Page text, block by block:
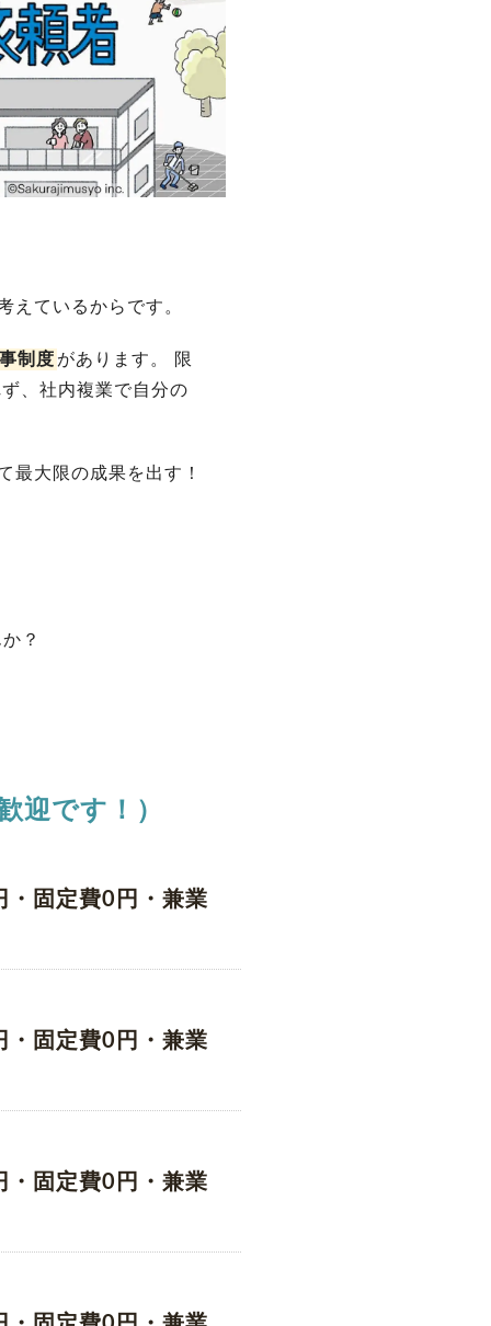
えているからです。
制度 があります。 限
、社内複業で自分の
最大限の成果を出す！
？
迎です！）
・固定費0円・兼業
・固定費0円・兼業
・固定費0円・兼業